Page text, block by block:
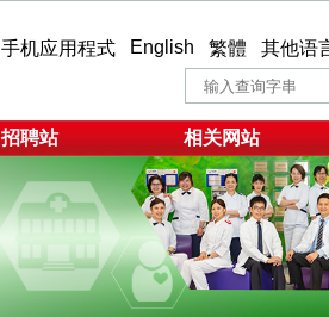
手机应用程式 English 繁體 其他语
招聘站 相关网站